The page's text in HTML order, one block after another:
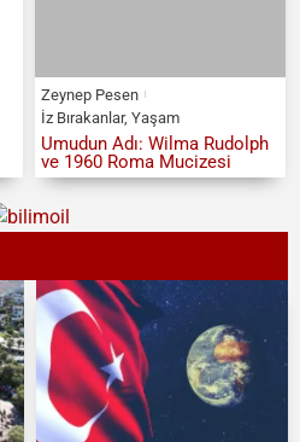
Zeynep Pesen
İz Bırakanlar, Yaşam
Umudun Adı: Wilma Rudolph
ve 1960 Roma Mucizesi